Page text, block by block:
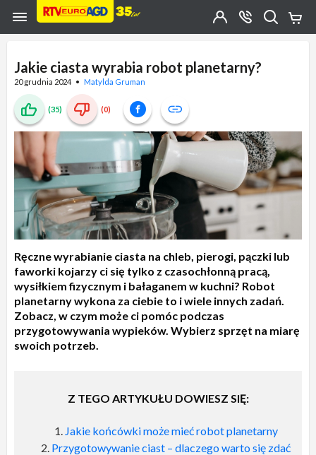
Przejdź do zawartości strony
Przejdź do wyszukiwarki
Przejdź do kategorii
Przejdź do stopki
OTWÓRZ
MENU
Moje
Konto
Jakie ciasta wyrabia robot planetarny?
20 grudnia 2024 Matylda Gruman
(35) (0)
Ręczne wyrabianie ciasta na chleb, pierogi, pączki lub
faworki kojarzy ci się tylko z czasochłonną pracą,
wysiłkiem fizycznym i bałaganem w kuchni? Robot
planetarny wykona za ciebie to i wiele innych zadań.
Zobacz, w czym może ci pomóc podczas
przygotowywania wypieków. Wybierz sprzęt na miarę
swoich potrzeb.
Z TEGO ARTYKUŁU DOWIESZ SIĘ:
Jakie końcówki może mieć robot planetarny
Przygotowywanie ciast – dlaczego warto się zdać